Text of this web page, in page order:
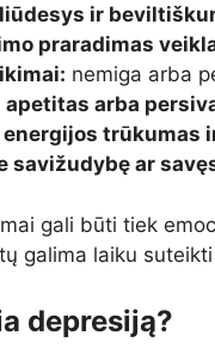
ir
praradimas
nemiga arba
apetitas arba
energijos trūkumas
savižudybę ar
gali būti tiek
galima laiku
depresiją?